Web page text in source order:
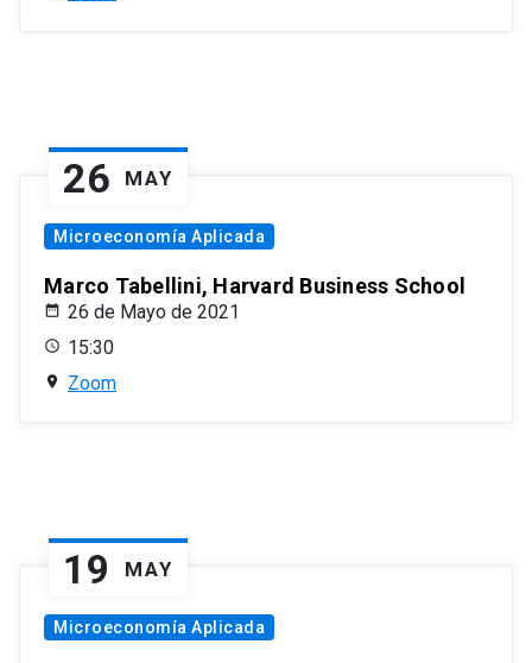
26 MAY
Microeconomía Aplicada
Marco Tabellini, Harvard Business School
26 de Mayo de 2021
15:30
Zoom
19 MAY
Microeconomía Aplicada